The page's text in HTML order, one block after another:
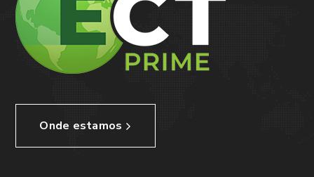
Onde estamos